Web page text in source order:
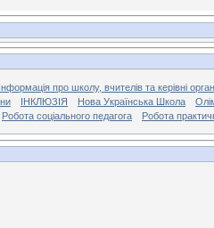
Інформація про школу, вчителів та керівні
ІНКЛЮЗІЯ Нова Українська Школа
Робота соціального педагога
Робота